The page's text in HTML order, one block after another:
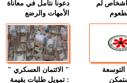
أشخاص لم
دعونا نتأمل في معاناة
الأمهات والرضع
التوسعة
" الائتمان العسكري "
: تمويل طلبات بقيمة